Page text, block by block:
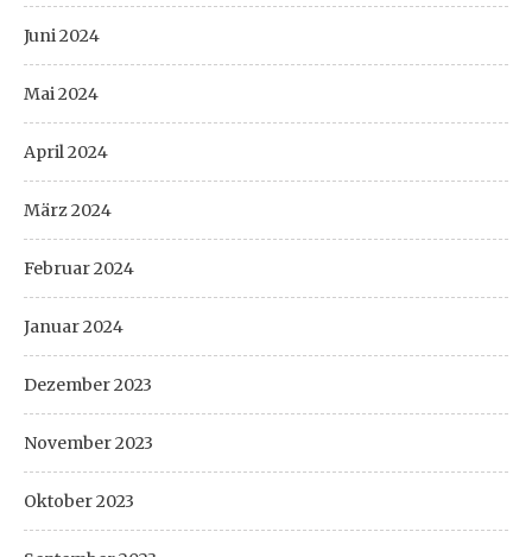
Juni 2024
Mai 2024
April 2024
März 2024
Februar 2024
Januar 2024
Dezember 2023
November 2023
Oktober 2023